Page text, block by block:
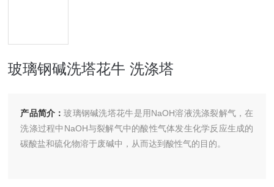
玻璃钢碱洗塔花牛 洗涤塔
产品简介：玻璃钢碱洗塔花牛是用NaOH溶液洗涤裂解气，在
洗涤过程中NaOH与裂解气中的酸性气体发生化学反应生成的
碳酸盐和硫化物溶于废碱中，从而达到酸性气的目的。